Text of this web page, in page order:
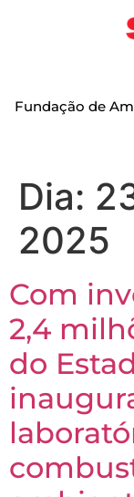
Fundação de
Dia:
2025
Com
2,4
do